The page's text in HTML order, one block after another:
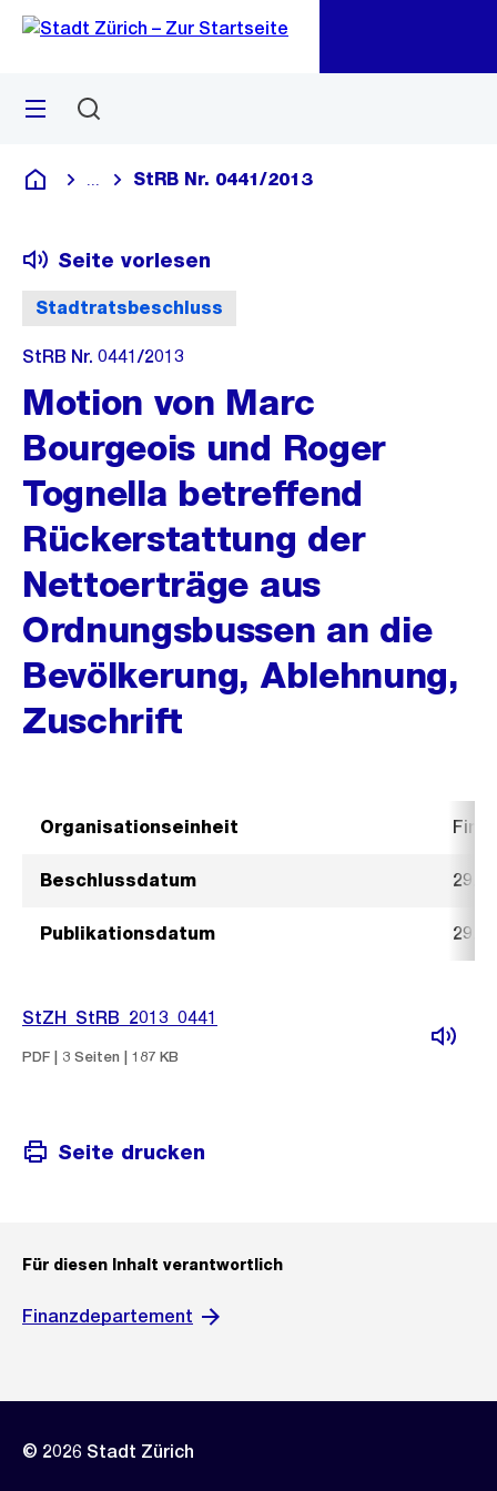
Navigation
Sprunglink
Menü
Deutsch
Blende alle Breadcrumbs ein
StRB Nr. 0441/2013
Stadtratsbeschluss
Seite vorlesen
StRB Nr. 0441/2013
Motion von Marc
Bourgeois und Roger
Tognella betreffend
Rückerstattung der
Nettoerträge aus
Ordnungsbussen an die
Bevölkerung, Ablehnung,
Zuschrift
Organisationseinheit
Beschlussdatum 29.
Publikationsdatum 29.
StZH_StRB_2013_0441
PDF | 3 Seiten | 187 KB
Seite drucken
Für diesen Inhalt verantwortlich
Finanzdepartement
© 2026 Stadt Zürich